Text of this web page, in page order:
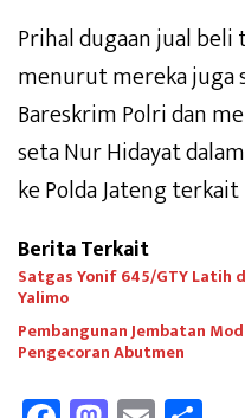
Prihal dugaan jual beli
menurut mereka juga
Bareskrim Polri dan
seta Nur Hidayat
ke Polda Jateng
Berita Terkait
Satgas Yonif 645/GTY Latih
Yalimo
Pembangunan Jembatan
Pengecoran Abutmen